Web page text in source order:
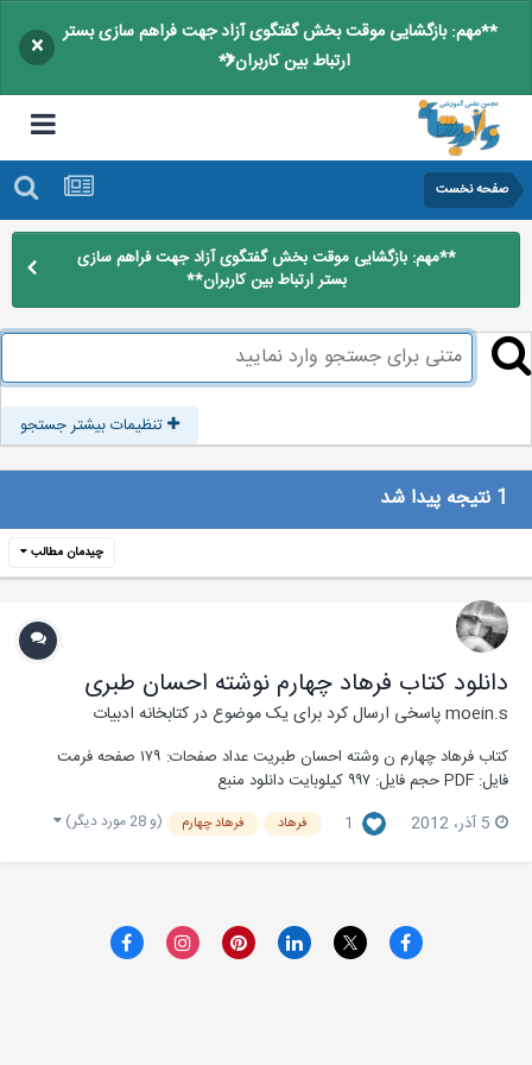
**مهم: بازگشایی موقت بخش گفتگوی آزاد جهت فراهم سازی بستر
ارتباط بین کاربران**
×
صفحه نخست
**مهم: بازگشایی موقت بخش گفتگوی آزاد جهت فراهم سازی
بستر ارتباط بین کاربران**
تنظیمات بیشتر جستجو
چیدمان مطالب
دانلود کتاب فرهاد چهارم نوشته احسان طبری
moein.sپاسخی ارسال کرد برای یک موضوع درکتابخانه ادبیات
کتاب فرهاد چهارم ن وشته احسان طبریت عداد صفحات: ۱۷۹ صفحه فرمت
فایل: PDF حجم فایل: ۹۹۷ کیلوبایت دانلود منبع
5 آذر، 2012
1 فرهاد فرهاد چهارم (و 28 مورد دیگر)